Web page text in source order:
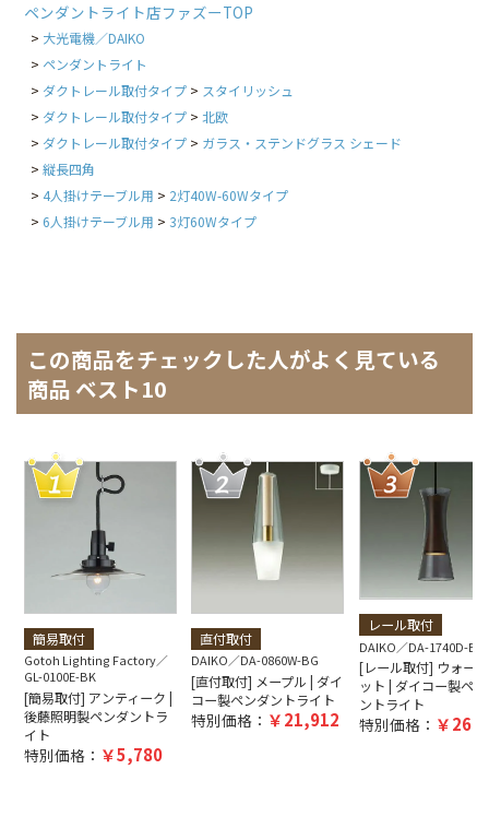
ペンダントライト店ファズーTOP
大光電機／DAIKO
ペンダントライト
ダクトレール取付タイプ
スタイリッシュ
ダクトレール取付タイプ
北欧
ダクトレール取付タイプ
ガラス・ステンドグラス シェード
縦長四角
4人掛けテーブル用
2灯40W-60Wタイプ
6人掛けテーブル用
3灯60Wタイプ
この商品をチェックした人がよく見ている
商品 ベスト10
簡易取付
Gotoh Lighting Factory
GL-0100E-BK
[簡易取付] アンティーク |
後藤照明製ペンダントラ
イト
特別価格： 5,780
直付取付
DAIKO DA-0860W-BG
[直付取付] メープル | ダイ
コー製ペンダントライト
特別価格： 21,912
レール取付
DAIKO DA-1740D-BR
[レール取付] ウォー
ット | ダイコー製ペ
ントライト
特別価格：